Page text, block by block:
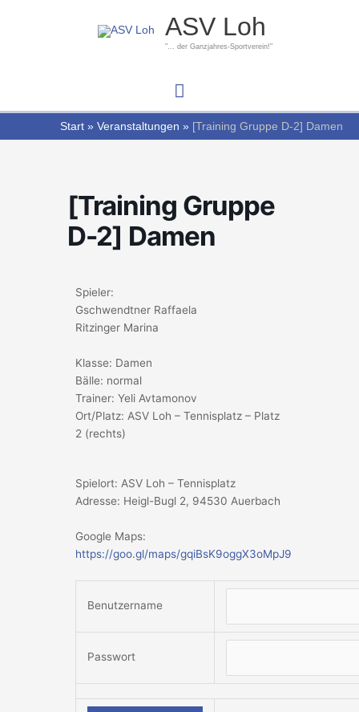
ASV Loh
"... der Ganzjahres-Sportverein!"
Hauptmenü
Start Veranstaltungen [Training Gruppe D-2] Damen
[Training Gruppe
D-2] Damen
Spieler:
Gschwendtner Raffaela
Ritzinger Marina
Klasse: Damen
Bälle: normal
Trainer: Yeli Avtamonov
Ort/Platz: ASV Loh – Tennisplatz – Platz
2 (rechts)
Spielort: ASV Loh – Tennisplatz
Adresse: Heigl-Bugl 2, 94530 Auerbach
Google Maps:
https://goo.gl/maps/gqiBsK9oggX3oMpJ9
Benutzername
Passwort